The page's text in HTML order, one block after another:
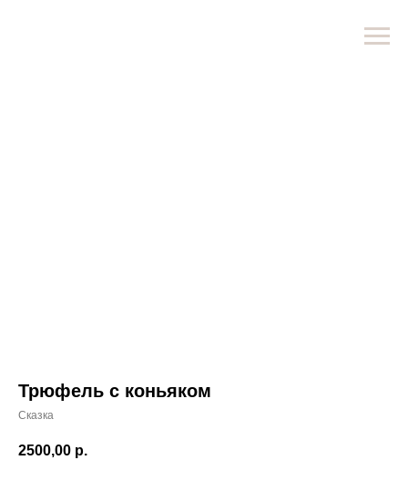
Трюфель с коньяком
Сказка
2500,00 р.